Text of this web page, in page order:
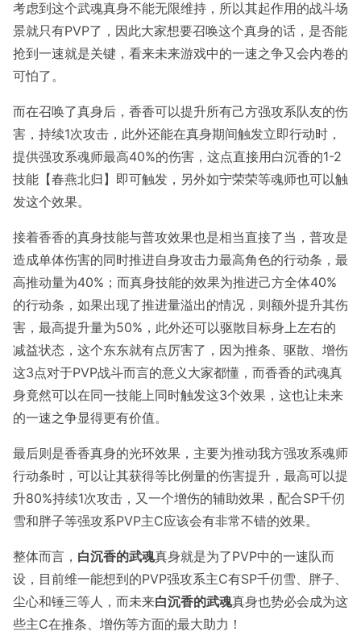
考虑到这个武魂真身不能无限维持，所以其起作用的战斗场
景就只有PVP了，因此大家想要召唤这个真身的话，是否能
抢到一速就是关键，看来未来游戏中的一速之争又会内卷的
可怕了。
而在召唤了真身后，香香可以提升所有己方强攻系队友的伤
害，持续1次攻击，此外还能在真身期间触发立即行动时，
提供强攻系魂师最高40%的伤害，这点直接用白沉香的1-2
技能【春燕北归】即可触发，另外如宁荣荣等魂师也可以触
发这个效果。
接着香香的真身技能与普攻效果也是相当直接了当，普攻是
造成单体伤害的同时推进自身攻击力最高角色的行动条，最
高推动量为40%；而真身技能的效果为推进己方全体40%
的行动条，如果出现了推进量溢出的情况，则额外提升其伤
害，最高提升量为50%，此外还可以驱散目标身上左右的
减益状态，这个东东就有点厉害了，因为推条、驱散、增伤
这3点对于PVP战斗而言的意义大家都懂，而香香的武魂真
身竟然可以在同一技能上同时触发这3个效果，这也让未来
的一速之争显得更有价值。
最后则是香香真身的光环效果，主要为推动我方强攻系魂师
行动条时，可以让其获得等比例量的伤害提升，最高可以提
升80%持续1次攻击，又一个增伤的辅助效果，配合SP千仞
雪和胖子等强攻系PVP主C应该会有非常不错的效果。
整体而言， 白沉香的武魂真身就是为了PVP中的一速队而
设，目前维一能想到的PVP强攻系主C有SP千仞雪、胖子、
尘心和锤三等人，而未来白沉香的武魂真身也势必会成为这
些主C在推条、增伤等方面的最大助力！